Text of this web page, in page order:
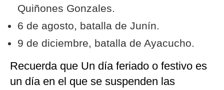
Quiñones Gonzales.
6 de agosto, batalla de Junín.
9 de diciembre, batalla de Ayacucho.
Recuerda que Un día feriado o festivo es
un día en el que se suspenden las